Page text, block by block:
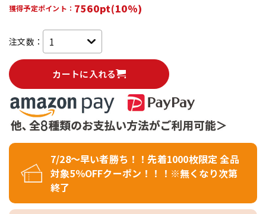
獲得予定ポイント： 7560pt(10%)
注文数：
カートに入れる
7/28～早い者勝ち！！先着1000枚限定 全品
対象5％OFFクーポン！！！※無くなり次第
終了